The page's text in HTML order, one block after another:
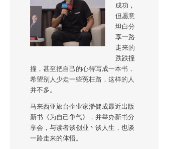
成功，
但愿意
坦白分
享一路
走来的
跌跌撞
撞，甚至把自己的心得写成一本书，
希望别人少走一些冤枉路，这样的人
并不多。
马来西亚旅台企业家潘健成最近出版
新书《为自己争气》，并举办新书分
享会，与读者谈创业丶谈人生，也谈
一路走来的体悟。